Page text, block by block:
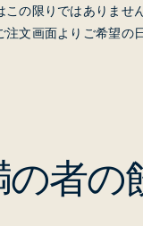
の限りではありません
文画面よりご希望の
の者の